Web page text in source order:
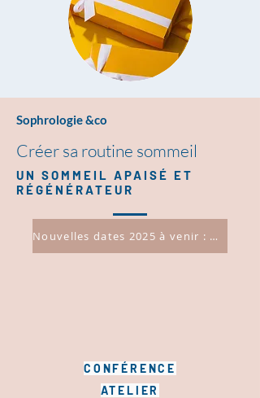
Sophrologie &co
Créer sa routine sommeil
UN SOMMEIL APAISÉ ET
RÉGÉNÉRATEUR
Nouvelles dates 2025 à venir : + INFO >
CONFÉRENCE
ATELIER